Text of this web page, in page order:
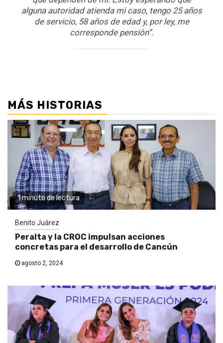
alguna autoridad atienda mi caso, tengo 25 años
de servicio, 58 años de edad y, por ley, me
corresponde pensión”.
MÁS HISTORIAS
1 minuto de lectura
Benito Juárez
Peralta y la CROC impulsan acciones
concretas para el desarrollo de Cancún
agosto 2, 2024